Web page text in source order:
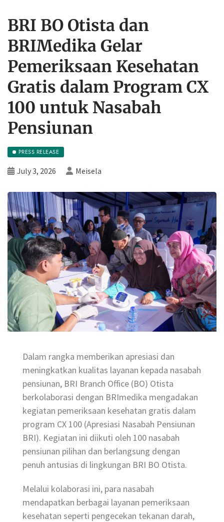
BRI BO Otista dan
BRIMedika Gelar
Pemeriksaan Kesehatan
Gratis dalam Program CX
100 untuk Nasabah
Pensiunan
PRESS RELEASE
July 3, 2026 Meisela
Dalam rangka memberikan apresiasi dan
meningkatkan kualitas layanan kepada nasabah
pensiunan, BRI Branch Office (BO) Otista
berkolaborasi dengan BRImedika mengadakan
kegiatan pemeriksaan kesehatan gratis dalam
program CX 100 (Apresiasi Nasabah Pensiunan
BRI). Kegiatan ini diikuti oleh 100 nasabah
pensiunan pilihan dan berlangsung dengan
penuh antusias di lingkungan BRI BO Otista.
Melalui kolaborasi ini, para nasabah
mendapatkan berbagai layanan pemeriksaan
kesehatan seperti pengecekan tekanan darah,